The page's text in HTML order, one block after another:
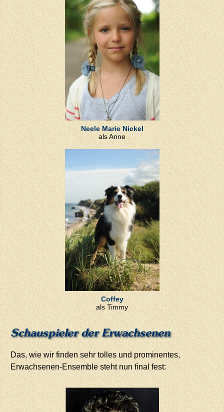
Neele Marie Nickel
als Anne
Coffey
als Timmy
Schauspieler der Erwachsenen
Das, wie wir finden sehr tolles und prominentes,
Erwachsenen-Ensemble steht nun final fest: